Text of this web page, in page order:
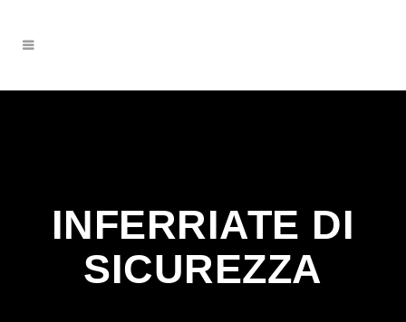
INFERRIATE DI
SICUREZZA